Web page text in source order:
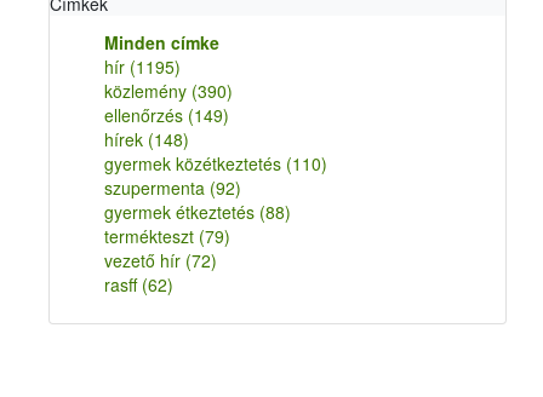
Minden címke
hír (1195)
közlemény (390)
ellenőrzés (149)
hírek (148)
gyermek közétkeztetés (110)
szupermenta (92)
gyermek étkeztetés (88)
termékteszt (79)
vezető hír (72)
rasff (62)